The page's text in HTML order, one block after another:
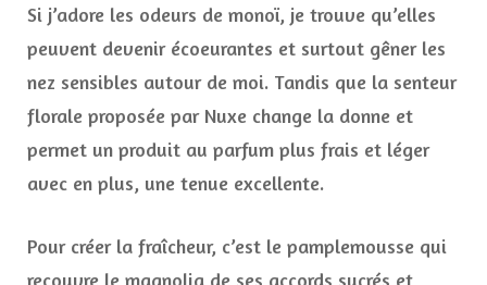
Si j’adore les odeurs de monoï, je trouve qu’elles
peuvent devenir écoeurantes et surtout gêner les
nez sensibles autour de moi. Tandis que la senteur
florale proposée par Nuxe change la donne et
permet un produit au parfum plus frais et léger
avec en plus, une tenue excellente.
Pour créer la fraîcheur, c’est le pamplemousse qui
recouvre le magnolia de ses accords sucrés et